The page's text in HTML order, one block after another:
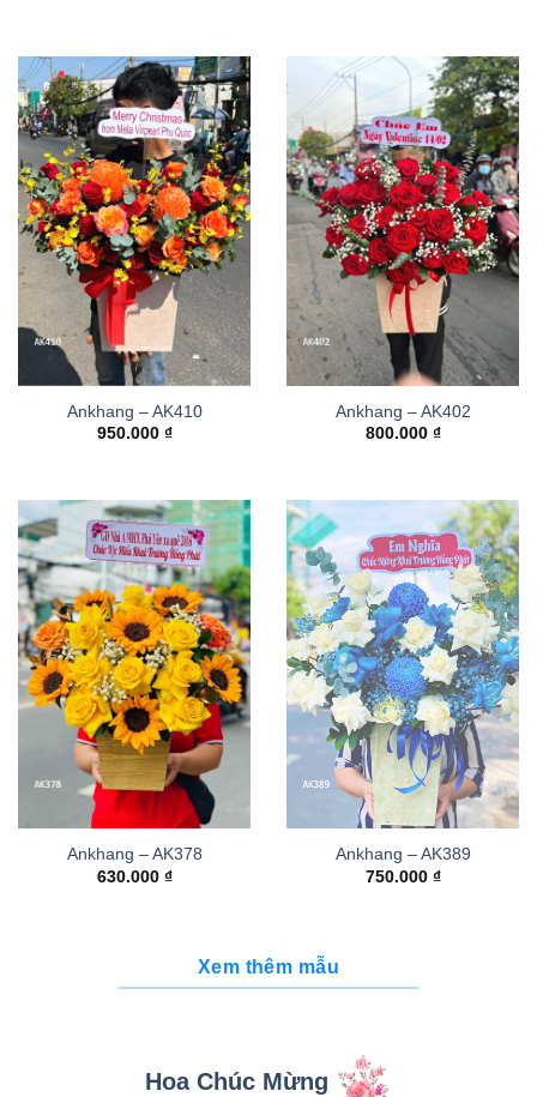
Ankhang – AK410
950.000 ₫
Ankhang – AK402
800.000 ₫
Ankhang – AK378
630.000 ₫
Ankhang – AK389
750.000 ₫
Xem thêm mẫu
Hoa Chúc Mừng